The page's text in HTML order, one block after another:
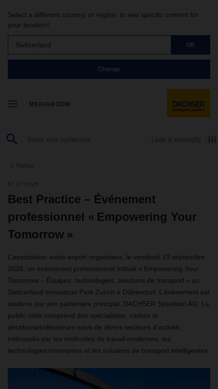
Select a different country, or region, to see specific content for
your location!
Switzerland OK
Change
MEDIAROOM
Liste à suivre(0)
Retour
07.07.2025
Best Practice – Événement
professionnel « Empowering Your
Tomorrow »
L’association swiss export organisera, le vendredi 19 septembre
2025, un événement professionnel intitulé « Empowering Your
Tomorrow – Équipes, technologies, solutions de transport » au
Switzerland Innovation Park Zurich à Dübendorf. L’événement est
soutenu par son partenaire principal, DACHSER Spedition AG. Le
public cible comprend des spécialistes, cadres et
décideuses/décideurs issus de divers secteurs d’activité,
intéressés par les méthodes de travail modernes, les
technologies innovantes et les solutions de transport intelligentes.